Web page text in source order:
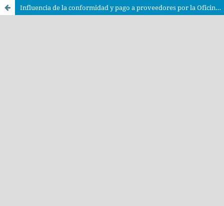
Influencia de la conformidad y pago a proveedores por la Oficina Nacional de Procesos Electorales